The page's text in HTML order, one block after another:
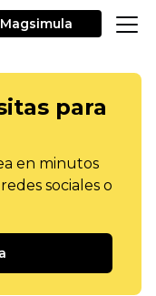
Magsimula
para
en minutos
sociales o